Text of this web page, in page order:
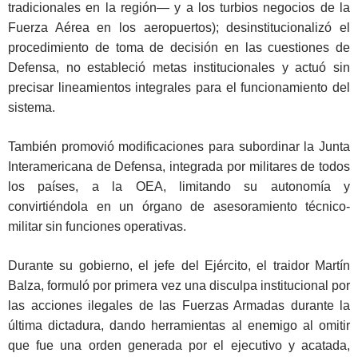
tradicionales en la región― y a los turbios negocios de la
Fuerza Aérea en los aeropuertos); desinstitucionalizó el
procedimiento de toma de decisión en las cuestiones de
Defensa, no estableció metas institucionales y actuó sin
precisar lineamientos integrales para el funcionamiento del
sistema.
También promovió modificaciones para subordinar la Junta
Interamericana de Defensa, integrada por militares de todos
los países, a la OEA, limitando su autonomía y
convirtiéndola en un órgano de asesoramiento técnico-
militar sin funciones operativas.
Durante su gobierno, el jefe del Ejército, el traidor Martín
Balza, formuló por primera vez una disculpa institucional por
las acciones ilegales de las Fuerzas Armadas durante la
última dictadura, dando herramientas al enemigo al omitir
que fue una orden generada por el ejecutivo y acatada,